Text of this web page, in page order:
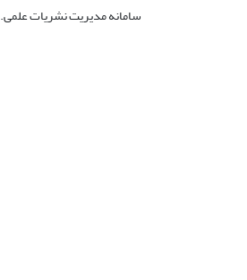
سامانه مدیریت نشریات علمی.